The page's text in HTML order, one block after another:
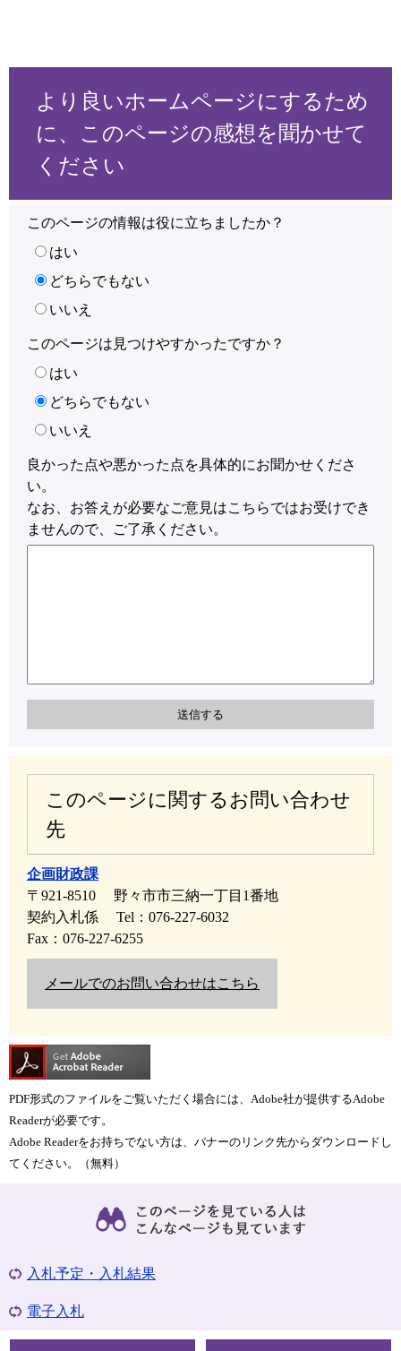
より良いホームページにするため
に、このページの感想を聞かせて
ください
このページの情報は役に立ちましたか？
はい
どちらでもない
いいえ
このページは見つけやすかったですか？
はい
どちらでもない
いいえ
良かった点や悪かった点を具体的にお聞かせくださ
い。
なお、お答えが必要なご意見はこちらではお受けでき
ませんので、ご了承ください。
このページに関するお問い合わせ
先
企画財政課
〒921-8510
野々市市三納一丁目1番地
契約入札係
Tel：076-227-6032
Fax：076-227-6255
メールでのお問い合わせはこちら
PDF形式のファイルをご覧いただく場合には、Adobe社が提供するAdobe
Readerが必要です。
Adobe Readerをお持ちでない方は、バナーのリンク先からダウンロードし
てください。（無料）
入札予定・入札結果
電子入札